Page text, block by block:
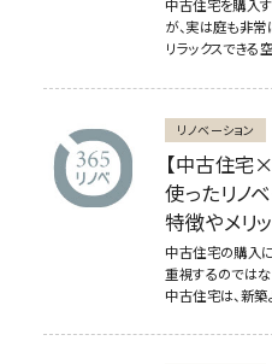
中古住宅を購入
が、実は庭も非常
リラックスできる
リノベーション
【中古住宅
使ったリノ
特徴やメリ
中古住宅の購入
重視するのではな
中古住宅は、新築